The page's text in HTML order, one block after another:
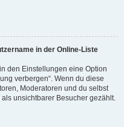
in der Online-Liste
den Einstellungen eine Option
verbergen“. Wenn du diese
Moderatoren und du selbst
unsichtbarer Besucher gezählt.